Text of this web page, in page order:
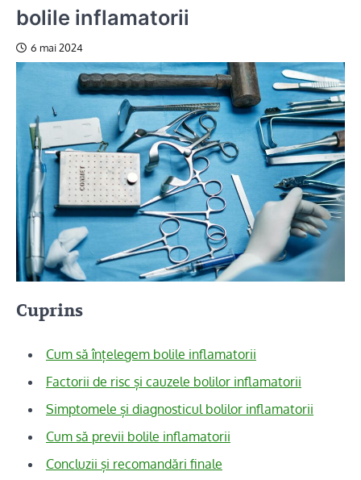
bolile inflamatorii
6 mai 2024
Cuprins
Cum să înțelegem bolile inflamatorii
Factorii de risc și cauzele bolilor inflamatorii
Simptomele și diagnosticul bolilor inflamatorii
Cum să previi bolile inflamatorii
Concluzii și recomandări finale